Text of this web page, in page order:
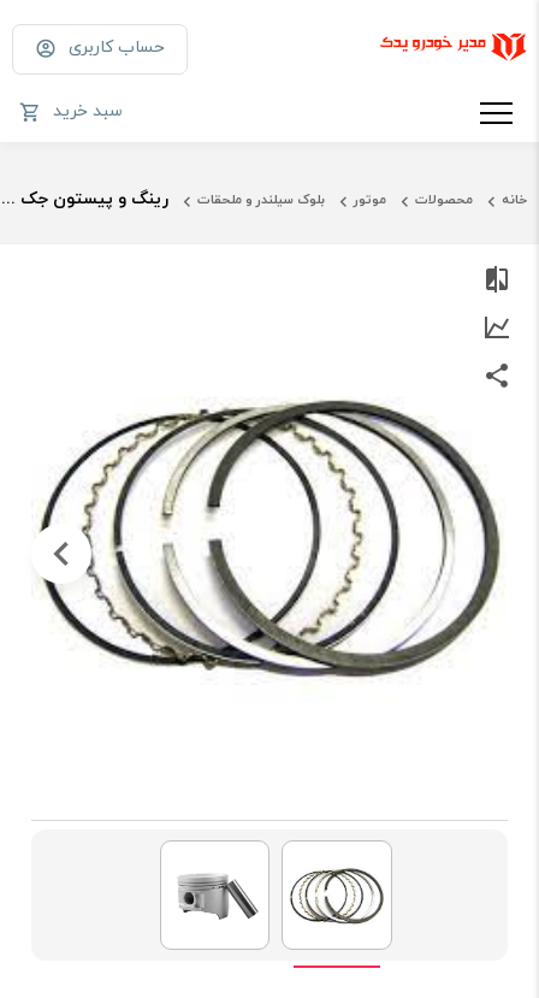
حساب کاربری
سبد خرید
خانه محصولات موتور بلوک سیلندر و ملحقات رینگ و پیستون جک جی 5